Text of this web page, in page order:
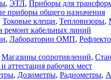
, ЭТЛ, Приборы для
приборы общего назначения
Токовые клещи, Тепловизоры,
ремонт кабельных линий
, Лаборатории ОМП,
Магазины сопротивлений,
аттестация рабочих мест
, Дозиметры, Радиометры,